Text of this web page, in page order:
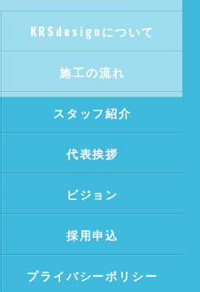
KRSdesignについて
施工の流れ
スタッフ紹介
代表挨拶
ビジョン
採用申込
プライバシーポリシー